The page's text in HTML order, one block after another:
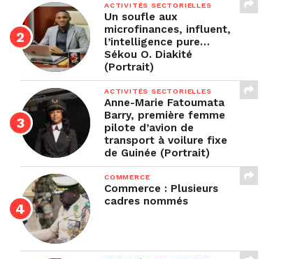
ACTIVITÉS SECTORIELLES
Un soufle aux
microfinances, influent,
l’intelligence pure…
Sékou O. Diakité
(Portrait)
ACTIVITÉS SECTORIELLES
Anne-Marie Fatoumata
Barry, première femme
pilote d’avion de
transport à voilure fixe
de Guinée (Portrait)
COMMERCE
Commerce : Plusieurs
cadres nommés